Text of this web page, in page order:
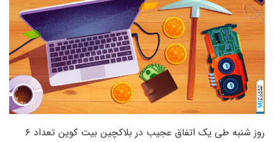
روز شنبه طی یک اتفاق عجیب در بلاکچین بیت کوین تعداد ۶